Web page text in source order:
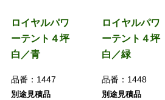
ロイヤルパワ
ーテント４坪
白／青
品番： 1447
別途見積品
ロイヤルパワ
ーテント４坪
白／緑
品番： 1448
別途見積品